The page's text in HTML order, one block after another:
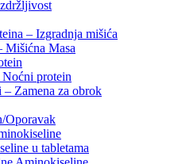
– Izgradnja mišića
Mišićna Masa
Noćni protein
Zamena za obrok
Oporavak
u tabletama